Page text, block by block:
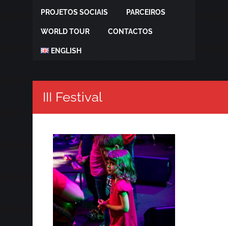
PROJETOS SOCIAIS PARCEIROS
WORLD TOUR CONTACTOS
ENGLISH
III Festival